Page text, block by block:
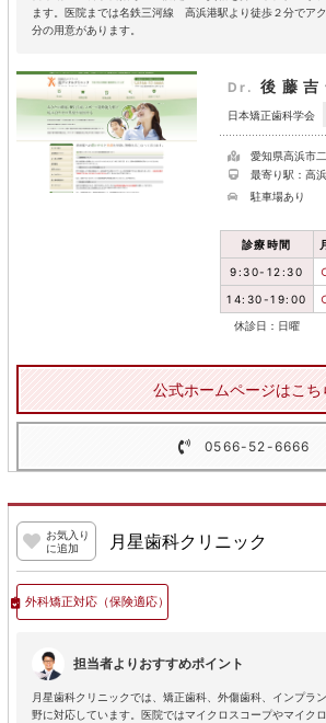
ます。医院までは名鉄三河線 高浜港駅より徒歩２分でア
分の用意があります。
Dr. 後藤吉
日本矯正歯科学会
愛知県高浜市
最寄り駅：高
駐車場あり
診療時間
9:30-12:30
14:30-19:00
休診日：日曜
公式ホームページはこち
0566-52-6666
お気入り
に追加
月星歯科クリニック
外科矯正対応（保険適応）
担当者よりおすすめポイント
月星歯科クリニックでは、矯正歯科、外傷歯科、インプラ
野に対応しています。医院ではマイクロスコープやマイク